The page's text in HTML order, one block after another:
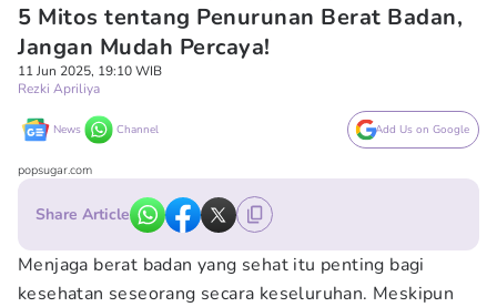
5 Mitos tentang Penurunan Berat Badan,
Jangan Mudah Percaya!
11 Jun 2025, 19:10 WIB
Rezki Apriliya
News Channel Add Us on Google
popsugar.com
Share Article
Menjaga berat badan yang sehat itu penting bagi
kesehatan seseorang secara keseluruhan. Meskipun